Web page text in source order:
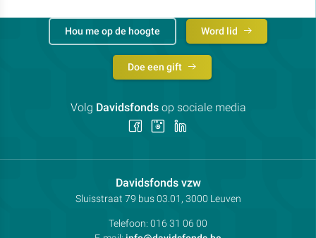
Davidsfonds vzwContactpersoon:
Adres:
Sluisstraat 79 bus 03.01, 3000 Leuven
Telefoon: 016 31 06 00
Hou me op de hoogte Word lid
Doe een gift
Volg Davidsfondsop sociale media
Volg Volg